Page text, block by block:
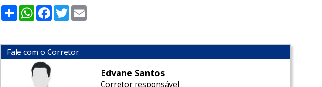
ShareWhatsApp
Facebook
Twitter
Fale com o Corretor
Edvane Santos
Corretor responsável